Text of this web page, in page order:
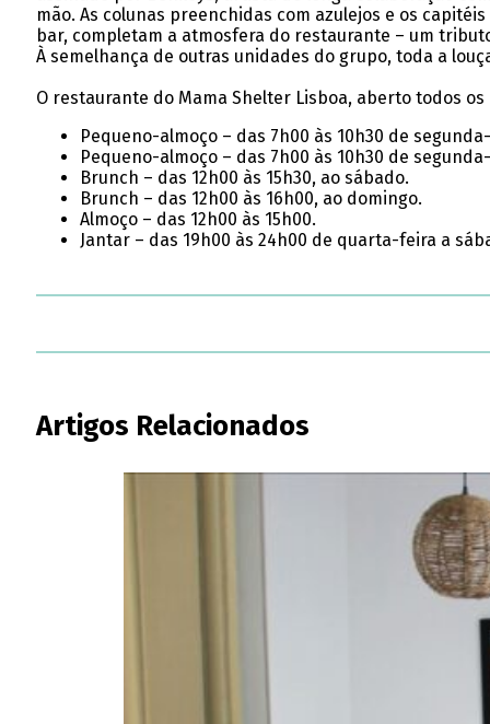
mão. As colunas preenchidas com azulejos e os
bar, completam a atmosfera do restaurante – um
À semelhança de outras unidades do grupo, toda a
O restaurante do Mama Shelter Lisboa, aberto todos os
Pequeno-almoço – das 7h00 às 10h30 de
Pequeno-almoço – das 7h00 às 10h30 de
Brunch – das 12h00 às 15h30, ao sábado.
Brunch – das 12h00 às 16h00, ao domingo.
Almoço – das 12h00 às 15h00.
Jantar – das 19h00 às 24h00 de quarta-feira a
Artigos Relacionados